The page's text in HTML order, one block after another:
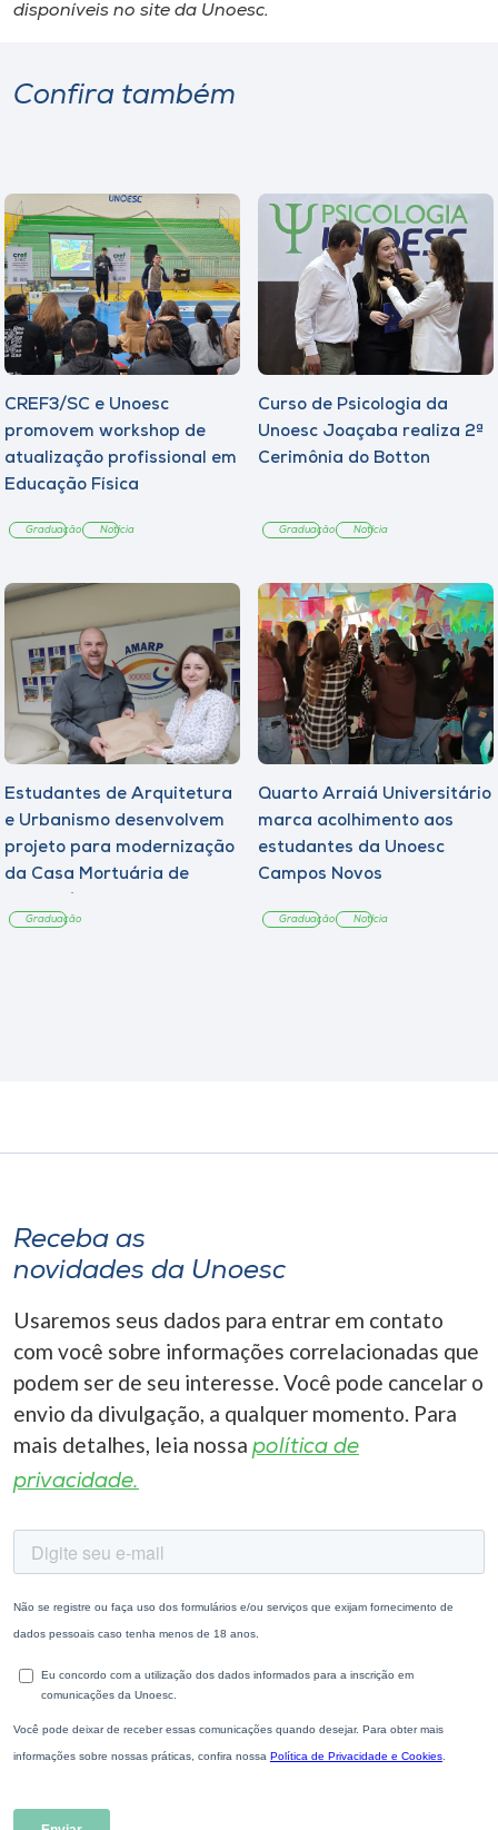
disponíveis no site da Unoesc.
Confira também
CREF3/SC e Unoesc
promovem workshop de
atualização profissional em
Educação Física
Graduação Notícia
Curso de Psicologia da
Unoesc Joaçaba realiza 2ª
Cerimônia do Botton
Graduação Notícia
Estudantes de Arquitetura
e Urbanismo desenvolvem
projeto para modernização
da Casa Mortuária de
Graduação
Quarto Arraiá Universitário
marca acolhimento aos
estudantes da Unoesc
Campos Novos
Graduação Notícia
Receba as
novidades da Unoesc
Usaremos seus dados para entrar em contato
com você sobre informações correlacionadas que
podem ser de seu interesse. Você pode cancelar o
envio da divulgação, a qualquer momento. Para
mais detalhes, leia nossa política de
privacidade.